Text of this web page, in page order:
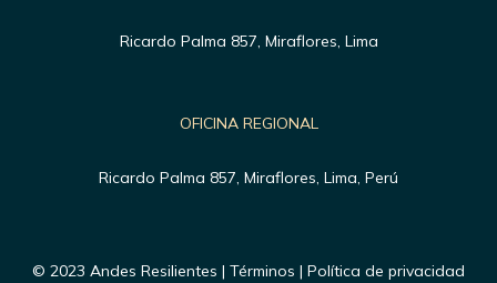
Ricardo Palma 857, Miraflores, Lima
OFICINA REGIONAL
Ricardo Palma 857, Miraflores, Lima, Perú
© 2023 Andes Resilientes | Términos | Política de privacidad